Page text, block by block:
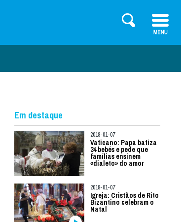
Em destaque
2018-01-07
Vaticano: Papa batiza
34 bebés e pede que
famílias ensinem
«dialeto» do amor
2018-01-07
Igreja: Cristãos de Rito
Bizantino celebram o
Natal